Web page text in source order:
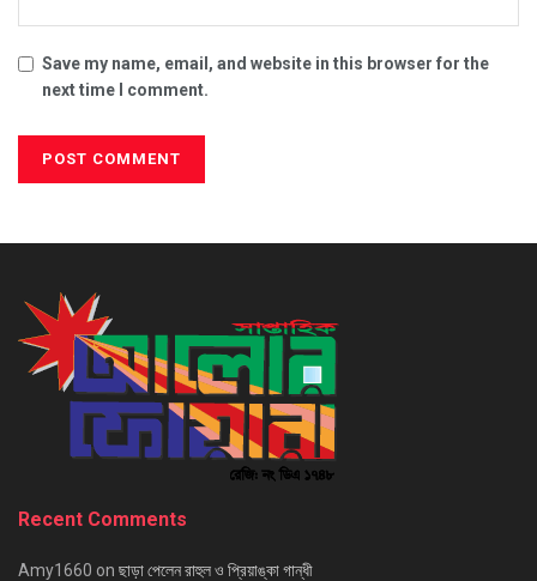
Save my name, email, and website in this browser for the
next time I comment.
Recent Comments
Amy1660 on ছাড়া পেলেন রাহুল ও প্রিয়াঙ্কা গান্ধী